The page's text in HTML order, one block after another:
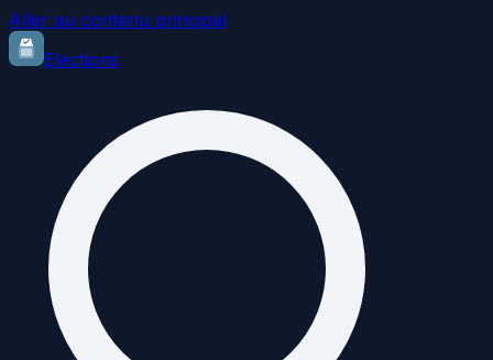
Aller au contenu principal
Elections